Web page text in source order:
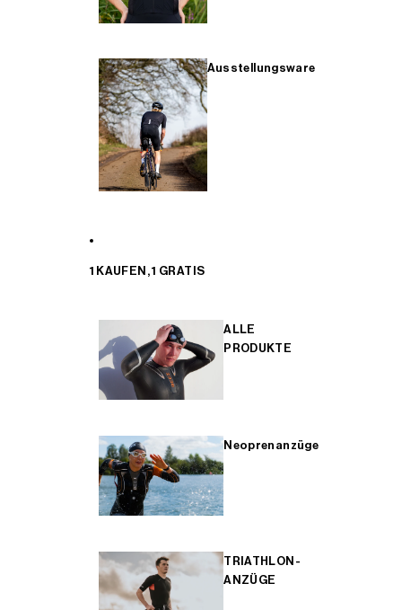
Ausstellungsware
1 KAUFEN, 1 GRATIS
ALLE
PRODUKTE
Neoprenanzüge
TRIATHLON-
ANZÜGE